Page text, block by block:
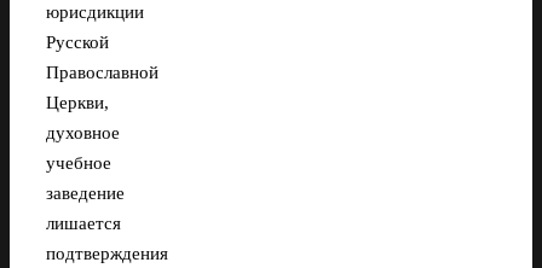
юрисдикции
Русской
Православной
Церкви,
духовное
учебное
заведение
лишается
подтверждения